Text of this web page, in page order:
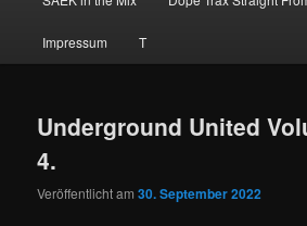
Impressum T
Underground United
4.
Veröffentlicht am30. September 2022